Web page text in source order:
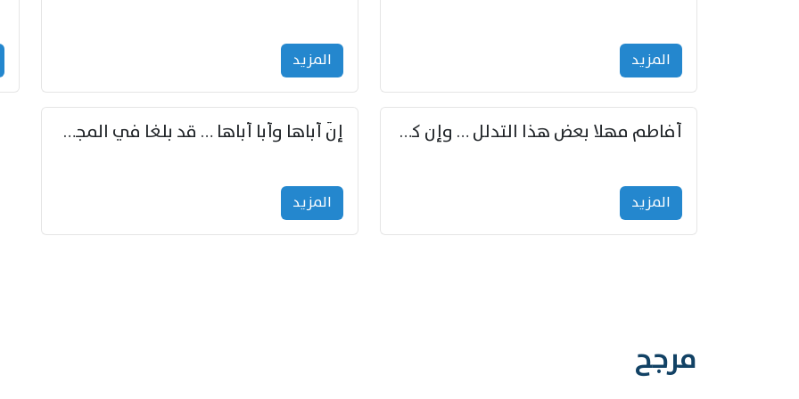
المزید المزید
أفاطم مهلا بعض هذا التدلل … وإن كنت قد أزمعت صرمي فأجملي
المزید
إنّ أباها وأبا أباها … قد بلغا في المجد غايتاها
المزید
مرجح